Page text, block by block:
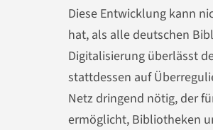
Diese Entwicklung kann
hat, als alle deutschen
Digitalisierung überlässt
stattdessen auf
Netz dringend nötig, der
ermöglicht, Bibliotheken